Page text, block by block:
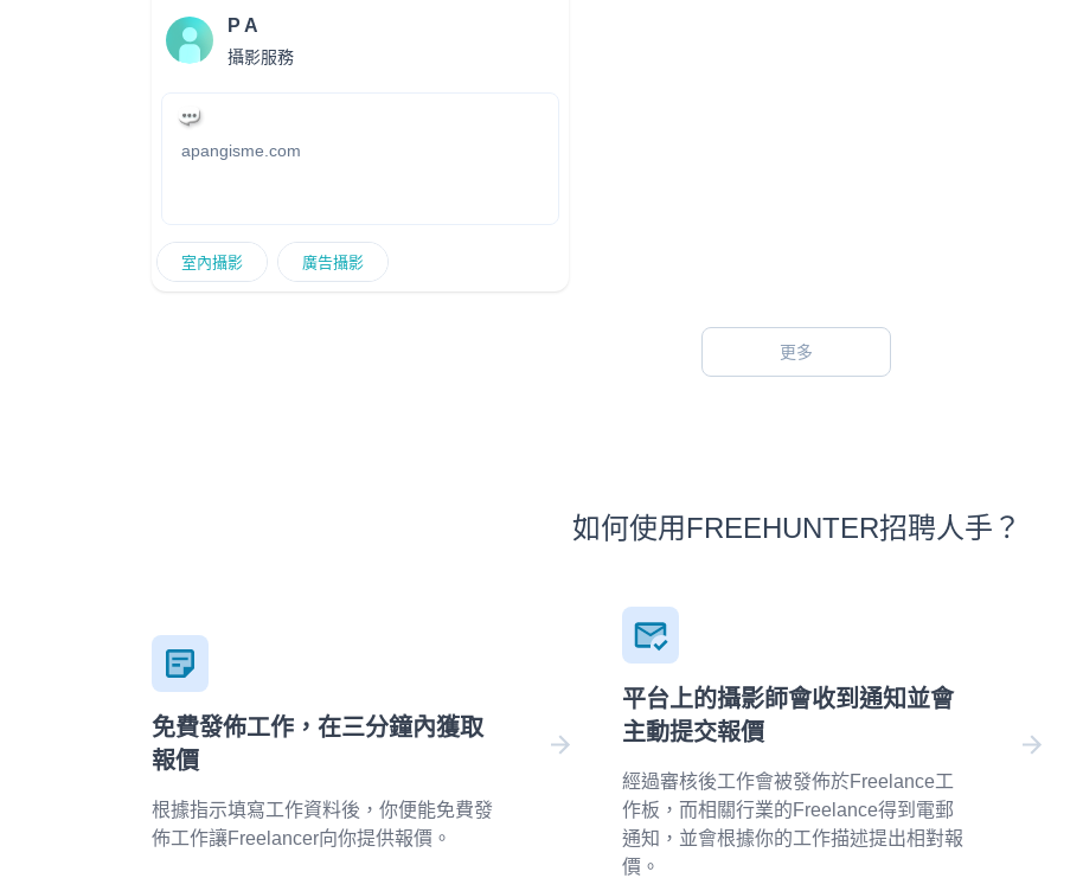
company- Bid N Eat in 2017, designed layout
and visual for mobile and web. Also be
comes from different sorts of media and lifestyle
such as magazines and fashion shows. She is
longs to work with designers, brands,
magazine and book publication industries in
order to gain more experiences and explore her
P A
攝影服務
apangisme.com
室內攝影 廣告攝影
更多
如何使用FREEHUNTER招聘人手？
免費發佈工作，在三分鐘內獲取
報價
根據指示填寫工作資料後，你便能免費發
佈工作讓Freelancer向你提供報價。
平台上的攝影師會收到通知並會
主動提交報價
經過審核後工作會被發佈於Freelance工
作板，而相關行業的Freelance得到電郵
通知，並會根據你的工作描述提出相對報
價。